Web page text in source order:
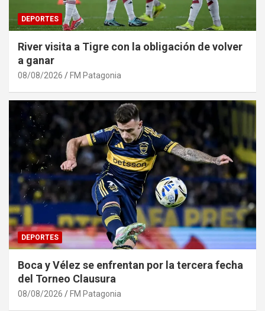
DEPORTES
River visita a Tigre con la obligación de volver
a ganar
08/08/2026 FM Patagonia
DEPORTES
Boca y Vélez se enfrentan por la tercera fecha
del Torneo Clausura
08/08/2026 FM Patagonia